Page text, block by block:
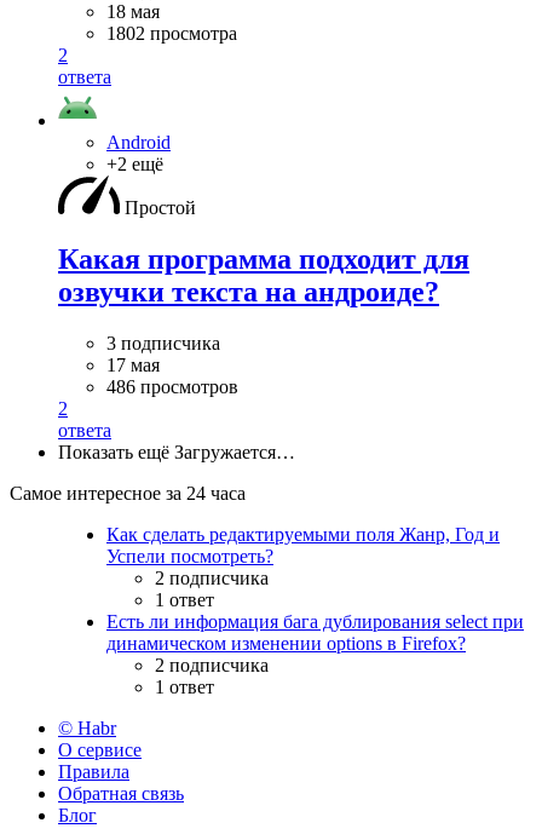
18 мая
1802 просмотра
2
ответа
Android
+2 ещё
Простой
Какая программа подходит для
озвучки текста на андроиде?
3 подписчика
17 мая
486 просмотров
2
ответа
Показать ещё Загружается…
Самое интересное за 24 часа
Как сделать редактируемыми поля Жанр, Год и
Успели посмотреть?
2 подписчика
1 ответ
Есть ли информация бага дублирования select при
динамическом изменении options в Firefox?
2 подписчика
1 ответ
© Habr
О сервисе
Правила
Обратная связь
Блог